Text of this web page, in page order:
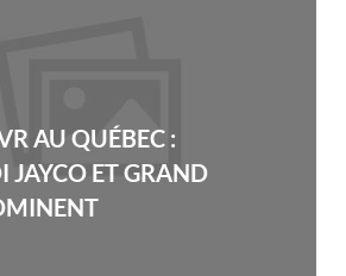
AU QUÉBEC :
JAYCO ET GRAND